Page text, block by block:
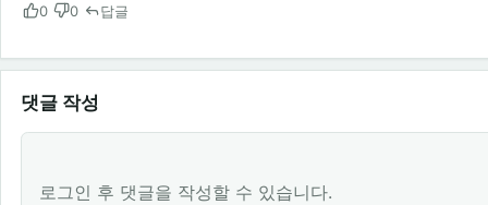
0 0 답글
댓글 작성
로그인 후 댓글을 작성할 수 있습니다.